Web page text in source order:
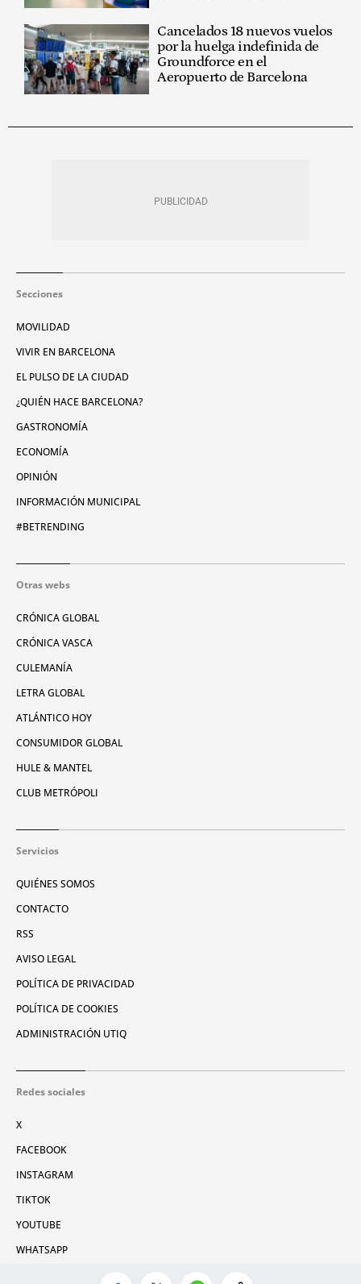
Cancelados 18 nuevos vuelos
por la huelga indefinida de
Groundforce en el
Aeropuerto de Barcelona
Secciones
MOVILIDAD
VIVIR EN BARCELONA
EL PULSO DE LA CIUDAD
¿QUIÉN HACE BARCELONA?
GASTRONOMÍA
ECONOMÍA
OPINIÓN
INFORMACIÓN MUNICIPAL
#BETRENDING
Otras webs
CRÓNICA GLOBAL
CRÓNICA VASCA
CULEMANÍA
LETRA GLOBAL
ATLÁNTICO HOY
CONSUMIDOR GLOBAL
HULE & MANTEL
CLUB METRÓPOLI
Servicios
QUIÉNES SOMOS
CONTACTO
RSS
AVISO LEGAL
POLÍTICA DE PRIVACIDAD
POLÍTICA DE COOKIES
ADMINISTRACIÓN UTIQ
Redes sociales
X
FACEBOOK
INSTAGRAM
TIKTOK
YOUTUBE
WHATSAPP